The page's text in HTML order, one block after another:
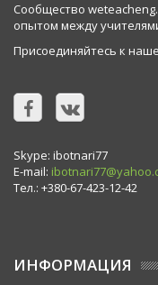
Сообщество
опытом между
Присоединяйтесь к
Skype: ibotnari77
E-mail:
Тел.: +380-67-423-12-42
ИНФОРМАЦИЯ